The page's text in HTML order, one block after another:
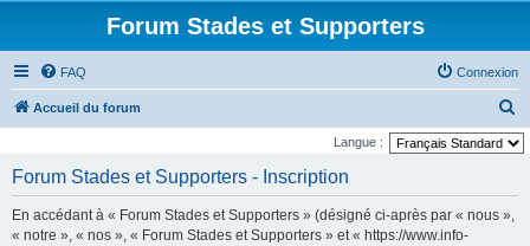
Forum Stades et Supporters
FAQ Connexion
Accueil du forum
e
Langue :
Forum Stades et Supporters - Inscription
En accédant à « Forum Stades et Supporters » (désigné ci-après par « nous »,
« notre », « nos », « Forum Stades et Supporters » et « https://www.info-